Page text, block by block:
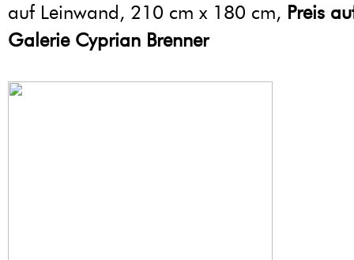
auf Leinwand, 210 cm x 180 cm, Preis
Galerie Cyprian Brenner